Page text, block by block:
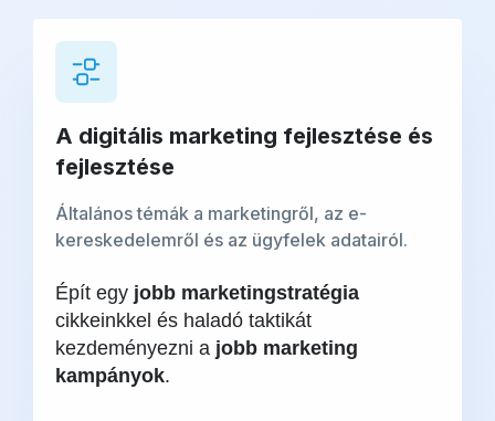
A digitális marketing fejlesztése és
fejlesztése
Általános témák a marketingről, az e-
kereskedelemről és az ügyfelek adatairól.
Épít egy jobb marketingstratégia
cikkeinkkel és haladó taktikát
kezdeményezni a jobb marketing
kampányok.